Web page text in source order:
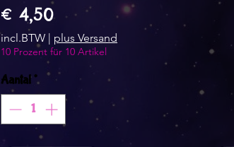
€ 4,50Prijs
incl.BTW | plus Versand
10 Prozent für 10 Artikel
Aantal*